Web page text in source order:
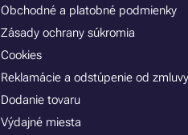
Obchodné a platobné podmienky
Zásady ochrany súkromia
Cookies
Reklamácie a odstúpenie od zmluvy
Dodanie tovaru
Výdajné miesta